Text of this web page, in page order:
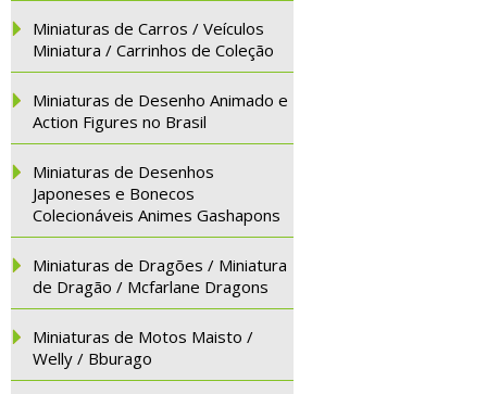
Miniaturas de Carros / Veículos
Miniatura / Carrinhos de Coleção
Miniaturas de Desenho Animado e
Action Figures no Brasil
Miniaturas de Desenhos
Japoneses e Bonecos
Colecionáveis Animes Gashapons
Miniaturas de Dragões / Miniatura
de Dragão / Mcfarlane Dragons
Miniaturas de Motos Maisto /
Welly / Bburago